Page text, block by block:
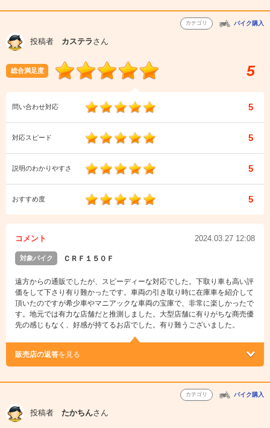
カテゴリ バイク購入
投稿者 カステラさん
総合満足度 5
問い合わせ対応 5
対応スピード 5
説明のわかりやすさ 5
おすすめ度 5
コメント 2024.03.27 12:08
対象バイク ＣＲＦ１５０Ｆ
遠方からの通販でしたが、スピーディーな対応でした。下取り車も高い評
価をして下さり有り難かったです。車両の引き取り時に在庫車を紹介して
頂いたのですが希少車やマニアックな車両の宝庫で、非常に楽しかったで
す。地元では有力な店舗だと推測しました。大型店舗に有りがちな商売優
先の感じもなく、好感が持てるお店でした。有り難うございました。
販売店の返答を見る
カテゴリ バイク購入
投稿者 たかちんさん